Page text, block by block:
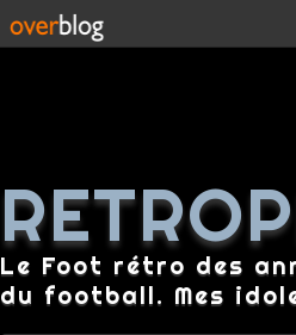
Le Foot rétro des
du football. Mes